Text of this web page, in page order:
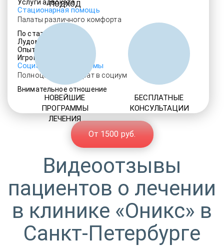
Услуги адвоката
Стационарная помощь
Палаты различного комфорта
По статье 228
Лудомания
Опытные медики
Игромания
Социальные программы
Полноценный возврат в социум
Внимательное отношение
От 1500 руб.
ПОДХОД
НОВЕЙШИЕ
ПРОГРАММЫ
ЛЕЧЕНИЯ
БЕСПЛАТНЫЕ
КОНСУЛЬТАЦИИ
Видеоотзывы
пациентов о лечении
в клинике «Оникс» в
Санкт-Петербурге